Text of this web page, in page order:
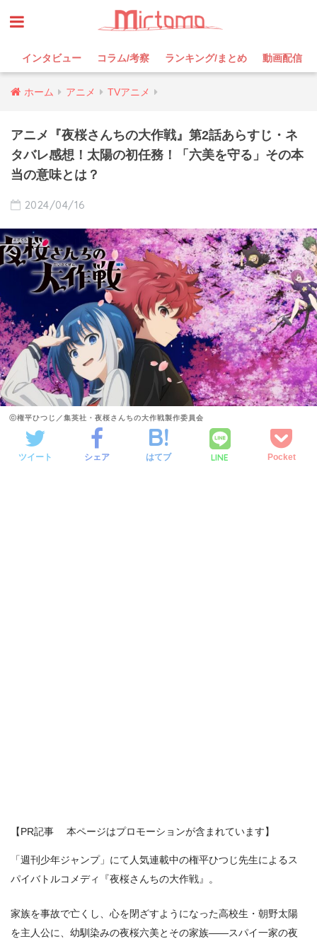
インタビュー コラム/考察 ランキング/まとめ 動画配信
ホーム アニメ TVアニメ
アニメ『夜桜さんちの大作戦』第2話あらすじ・ネ
タバレ感想！太陽の初任務！「六美を守る」その本
当の意味とは？
2024/04/16
ⓒ権平ひつじ／集英社・夜桜さんちの大作戦製作委員会
ツイート シェア はてブ LINE Pocket
【PR記事 本ページはプロモーションが含まれています】
「週刊少年ジャンプ」にて人気連載中の権平ひつじ先生によるス
パイバトルコメディ『夜桜さんちの大作戦』。
家族を事故で亡くし、心を閉ざすようになった高校生・朝野太陽
を主人公に、幼馴染みの夜桜六美とその家族――スパイ一家の夜